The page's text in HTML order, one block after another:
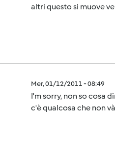
altri questo si muove
Mer, 01/12/2011 - 08:49
I'm sorry, non so cosa
c'è qualcosa che non